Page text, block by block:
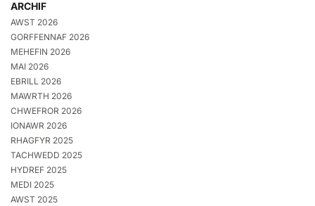
ARCHIF
AWST 2026
GORFFENNAF 2026
MEHEFIN 2026
MAI 2026
EBRILL 2026
MAWRTH 2026
CHWEFROR 2026
IONAWR 2026
RHAGFYR 2025
TACHWEDD 2025
HYDREF 2025
MEDI 2025
AWST 2025